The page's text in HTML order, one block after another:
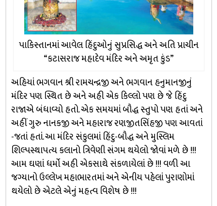
પાકિસ્તાનમાં આવેલ હિંદુઓનું સુપ્રસિદ્ધ અને અતિ પ્રાચીન
“કટાસરાજ મહાદેવ મંદિર અને અમૃત કુંડ”
અહિયાં ભગવાન શ્રી રામચન્દ્રજી અને ભગવાન હનુમાનજીનું
મંદિર પણ સ્થિત છે અને અહી એક કિલ્લો પણ છે જે હિંદુ
રાજાએ બંધાવ્યો હતો. એક સમયમાં બૌદ્ધ સ્તુપો પણ હતાં અને
અહીં ગુરુ નાનકજી અને મહારાજ રણજીતસિંહજી પણ આવતાં
-જતાં હતાં. આ મંદિર સંકુલમાં હિંદુ-બૌદ્ધ અને મુસ્લિમ
શિલ્પસ્થાપત્ય કલાનો ત્રિવેણી સંગમ થયેલો જોવાં મળે છે !!!
આમ ઘણાં ધર્મો અહી એકસાથે સંકળાયેલાં છે !!! વળી આ
જગ્યાનો ઉલ્લેખ મહાભારતમાં અને એનીય પહેલાં પુરાણોમાં
થયેલો છે એટલે એનું મહત્વ વિશેષ છે !!!